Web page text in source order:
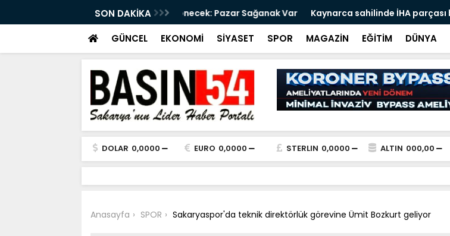
SON DAKİKA
Tersine Dönecek: Pazar Sağanak Var Kaynarca sahilinde İHA parçası bulundu!
GÜNCEL EKONOMİ SİYASET SPOR MAGAZİN EĞİTİM DÜNYA
DOLAR 0,0000 EURO 0,0000 STERLIN 0,0000 ALTIN 000,00
Anasayfa SPOR Sakaryaspor'da teknik direktörlük görevine Ümit Bozkurt geliyor